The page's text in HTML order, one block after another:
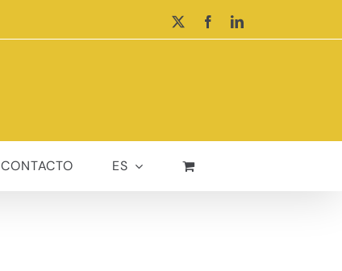
FacebookLinkedIn
CONTACTO ES